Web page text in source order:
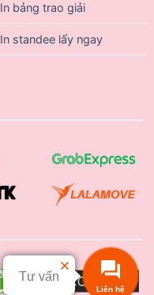
In bảng trao giải
In standee lấy ngay
Liên hệ
Tư vấn